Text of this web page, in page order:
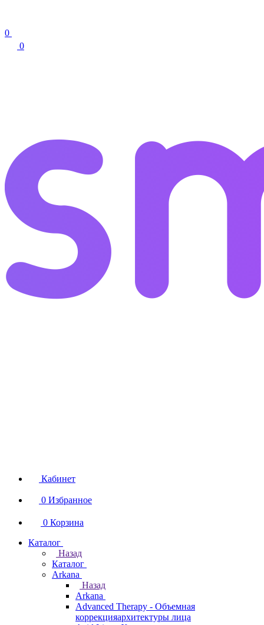
0
0
Кабинет
0 Избранное
0 Корзина
Каталог
Назад
Каталог
Arkana
Назад
Arkana
Advanced Therapy - Объемная
коррекцияархитектуры лица